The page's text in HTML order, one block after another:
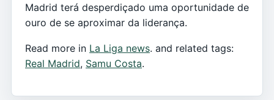
Madrid terá desperdiçado uma oportunidade de
ouro de se aproximar da liderança.
Read more in La Liga news. and related tags:
Real Madrid, Samu Costa.